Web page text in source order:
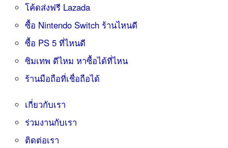
โค้ดส่งฟรี Lazada
ซื้อ Nintendo Switch ร้านไหนดี
ซื้อ PS 5 ที่ไหนดี
ซิมเทพ ดีไหม หาซื้อได้ที่ไหน
ร้านมือถือที่เชื่อถือได้
เกี่ยวกับเรา
ร่วมงานกับเรา
ติดต่อเรา